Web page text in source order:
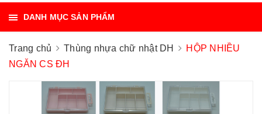
DANH MỤC SẢN PHẨM
Trang chủ Thùng nhựa chữ nhật DH
HỘP NHIỀU
NGĂN CS ĐH